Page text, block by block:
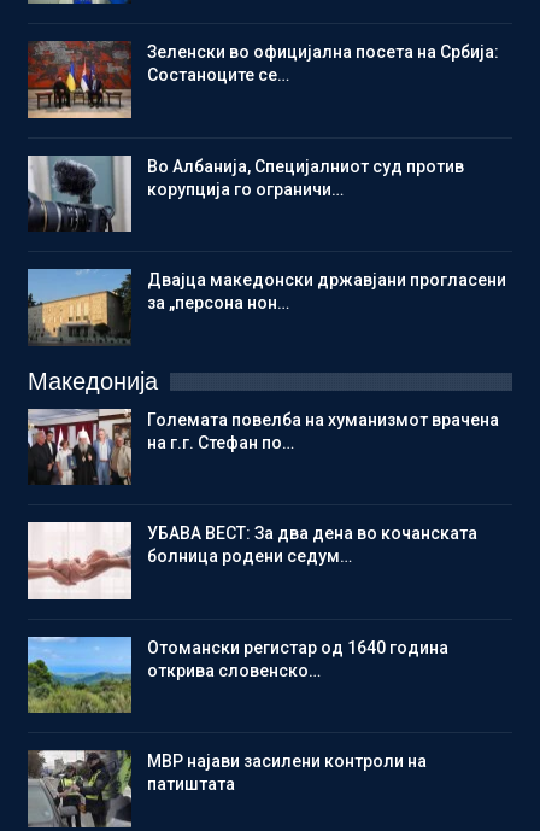
Зеленски во официјална посета на Србија:
Состаноците се…
Во Албанија, Специјалниот суд против
корупција го ограничи…
Двајца македонски државјани прогласени
за „персона нон…
Македонија
Големата повелба на хуманизмот врачена
на г.г. Стефан по…
УБАВА ВЕСТ: За два дена во кочанската
болница родени седум…
Отомански регистар од 1640 година
открива словенско…
МВР најави засилени контроли на
патиштата